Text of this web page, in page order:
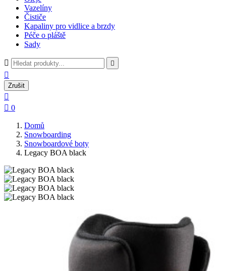
Vazelíny
Čističe
Kapaliny pro vidlice a brzdy
Péče o pláště
Sady
 

Zrušit

 0
Domů
Snowboarding
Snowboardové boty
Legacy BOA black